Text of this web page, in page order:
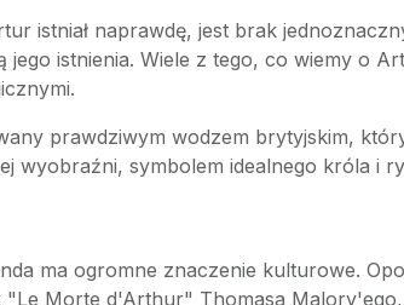
istniał naprawdę, jest brak
istnienia. Wiele z tego, co wiemy o
prawdziwym wodzem brytyjskim,
wyobraźni, symbolem idealnego króla i
ma ogromne znaczenie kulturowe.
"Le Morte d'Arthur" Thomasa